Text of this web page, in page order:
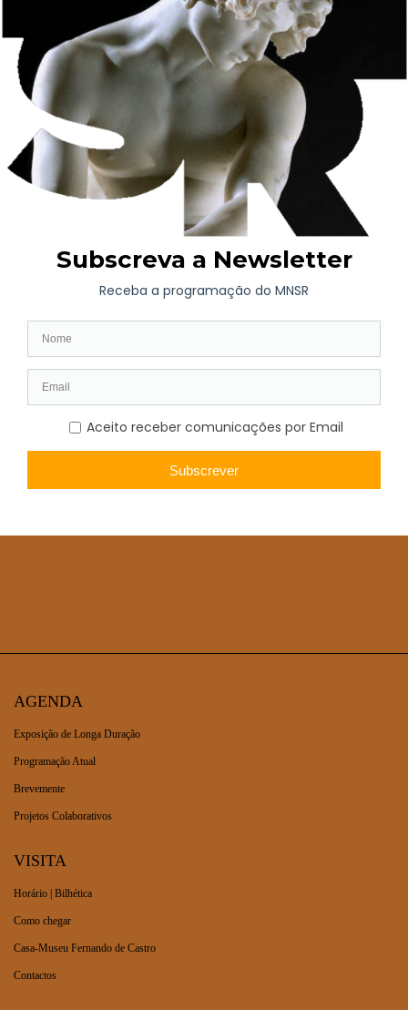
monumentalidade, esta mostra convida o público a desacelerar,
aproximando-se das obras para uma observação cuidada e
demorada. É nesse encontro íntimo entre o olhar e o objeto que
se revela toda a riqueza de detalhes, a precisão técnica e a
capacidade narrativa destas peças, cuja delicadeza desafia os
limites da perceção.
Depois das exposições “Sequeira: os Estudos Finais” e
“Cavaleiro Faria”, “Close-Up: Uma Questão de Escala” dá
continuidade ao compromisso do programa “MNAA no
MNSR” de promover novas leituras sobre as coleções
nacionais, estimulando o diálogo entre obras, espaços e
contextos museológicos. A iniciativa reforça igualmente a
colaboração entre os dois museus nacionais, assegurando que o
período de encerramento da instituição lisboeta.
Ao longo de 2026, o programa tem afirmado o Museu Nacional
Soares dos Reis como um espaço privilegiado para a circulação
de coleções, para o desenvolvimento de novas perspetivas
curatoriais e para o aprofundamento da missão pública dos
museus enquanto lugares de conhecimento, investigação e
fruição cultural.
AGENDA
Exposição de Longa Duração
Programação Atual
Brevemente
Projetos Colaborativos
VISITA
Horário | Bilhética
Como chegar
Casa-Museu Fernando de Castro
Contactos